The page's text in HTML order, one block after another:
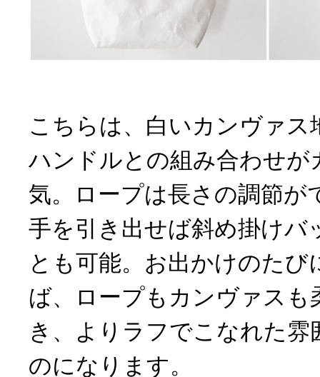
こちらは、白いカンヴァス
ハンドルとの組み合わせが
気。ロープは長さの調節が
手を引き出せば斜め掛けバ
とも可能。お出かけのたび
ば、ロープもカンヴァス
き、よりラフでこなれた
のになります。